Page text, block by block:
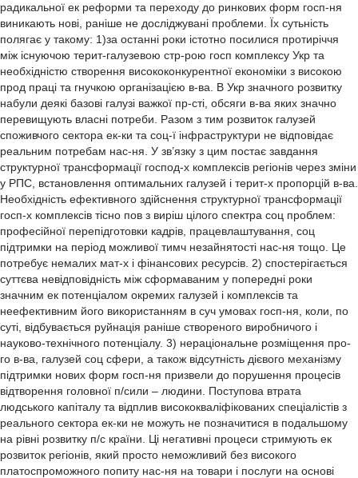
радикальної ек реформи та переходу до ринкових форм госп-ня
виникають нові, раніше не досліджувані проблеми. Їх сутьність
полягає у такому: 1)за останні роки істотно посилися протиріччя
між існуючою терит-галузевою стр-рою госп комплексу Укр та
необхідністю створення висококонкурентної економіки з високою
прод праці та гнучкою організацією в-ва. В Укр значного розвитку
набули деякі базові галузі важкої пр-сті, обсяги в-ва яких значно
перевищують власні потреби. Разом з тим розвиток галузей
споживчого сектора ек-ки та соц-ї інфраструктури не відповідає
реальним потребам нас-ня. У зв’язку з цим постає завдання
структурної трансформації господ-х комплексів регіонів через зміни
у РПС, встановлення оптимальних галузей і терит-х пропорцій в-ва.
Необхідність ефективного здійснення структурної трансформації
госп-х комплексів тісно пов з виріш цілого спектра соц проблем:
професійної перепідготовки кадрів, працевлаштування, соц
підтримки на період можливої тимч незайнятості нас-ня тощо. Це
потребує немалих мат-х і фінансових ресурсів. 2) спостерігається
суттєва невідповідність між сформаваним у попередні роки
значним ек потенціалом окремих галузей і комплексів та
неефективним його використанням в суч умовах госп-ня, коли, по
суті, відбувається руйнація раніше створеного виробничого і
науково-технічного потенціалу. 3) нераціональне розміщення про-
го в-ва, галузей соц сфери, а також відсутність дієвого механізму
підтримки нових форм госп-ня призвели до порушення процесів
відтворення головної п/сили – людини. Поступова втрата
людського капіталу та відплив висококваліфікованих спеціалістів з
реального сектора ек-ки не можуть не позначитися в подальшому
на рівні розвитку п/с країни. Ці негативні процеси стримують ек
розвиток регіонів, який просто неможливий без високого
платоспроможного попиту нас-ня на товари і послуги на основі